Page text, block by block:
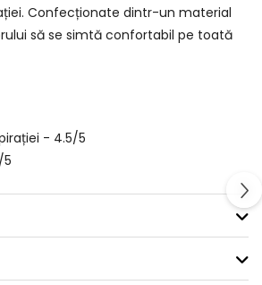
Confecționate dintr-un material
să se simtă confortabil pe toată
- 4.5/5